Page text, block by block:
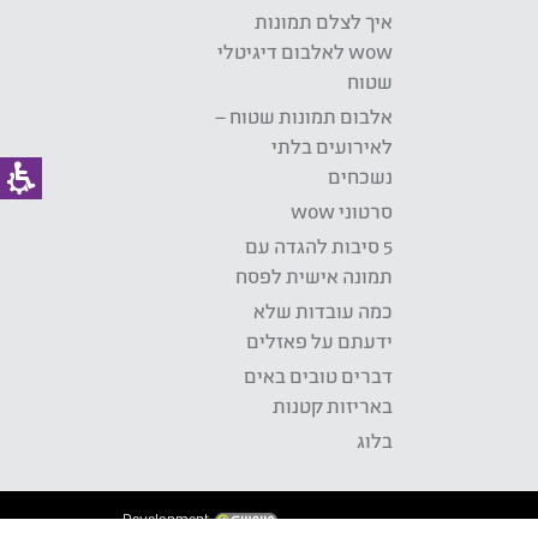
איך לצלם תמונות
wow לאלבום דיגיטלי
שטוח
אלבום תמונות שטוח –
לאירועים בלתי
נשכחים
סרטוני wow
5 סיבות להגדה עם
תמונה אישית לפסח
כמה עובדות שלא
ידעתם על פאזלים
דברים טובים באים
באריזות קטנות
בלוג
Development: